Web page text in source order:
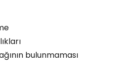
bulunmaması